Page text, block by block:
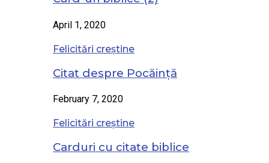
April 1, 2020
Felicitări creștine
Citat despre Pocăință
February 7, 2020
Felicitări creștine
Carduri cu citate biblice